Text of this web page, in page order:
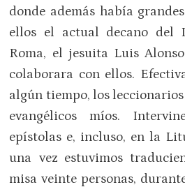
donde además había
ellos el actual decano del
Roma, el jesuita Luis
colaborara con ellos.
algún tiempo, los leccionarios
evangélicos míos.
epístolas e, incluso, en la
una vez estuvimos
misa veinte personas,